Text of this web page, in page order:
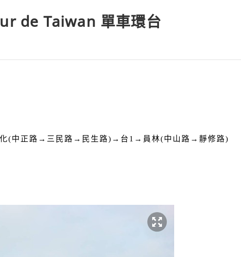
de Taiwan 單車環台
(中正路→三民路→民生路)→台 1 →員林(中山路→靜修路)